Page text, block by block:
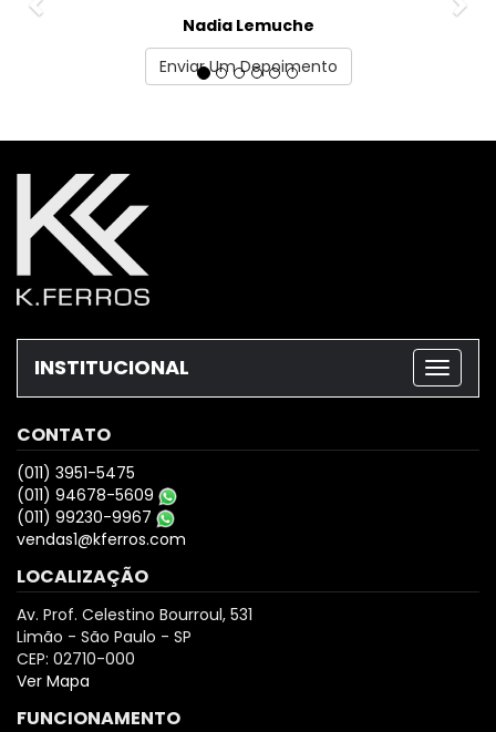
Nadia Lemuche
Enviar Um Depoimento
INSTITUCIONAL
CONTATO
(011) 3951-5475
(011) 94678-5609
(011) 99230-9967
vendas1@kferros.com
LOCALIZAÇÃO
Av. Prof. Celestino Bourroul, 531
Limão - São Paulo - SP
CEP: 02710-000
Ver Mapa
FUNCIONAMENTO